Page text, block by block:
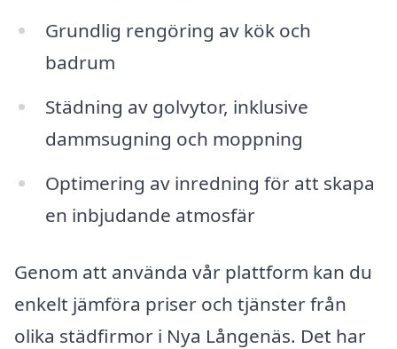
Grundlig rengöring av kök och
badrum
Städning av golvytor, inklusive
dammsugning och moppning
Optimering av inredning för att skapa
en inbjudande atmosfär
Genom att använda vår plattform kan du
enkelt jämföra priser och tjänster från
olika städfirmor i Nya Långenäs. Det har